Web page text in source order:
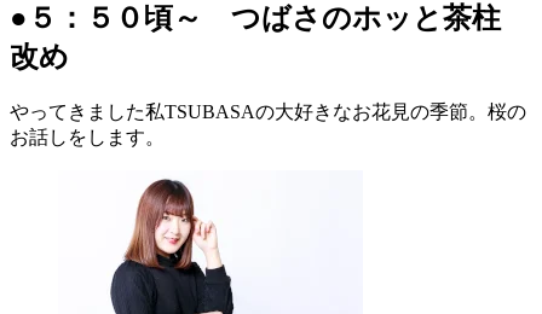
●５：５０頃～ つばさのホッと茶柱
改め
やってきました私TSUBASAの大好きなお花見の季節。桜の
お話しをします。